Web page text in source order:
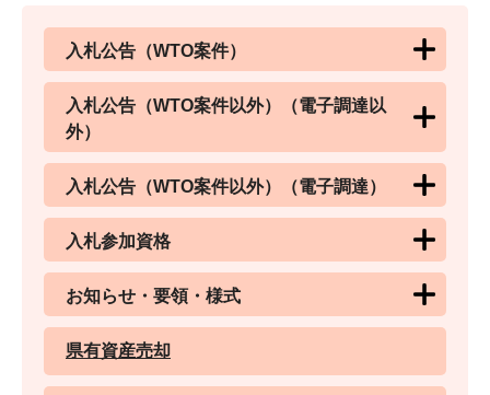
入札公告（WTO案件）
入札公告（WTO案件以外）（電子調達以
外）
入札公告（WTO案件以外）（電子調達）
入札参加資格
お知らせ・要領・様式
県有資産売却